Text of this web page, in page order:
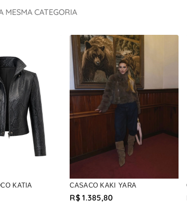
MESMA CATEGORIA
KATIA CASACO KAKI YARA
R$ 1.385,80